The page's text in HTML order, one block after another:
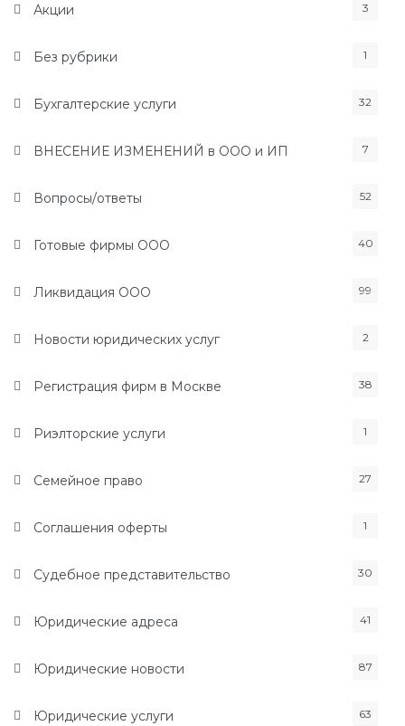
Акции 3
Без рубрики 1
Бухгалтерские услуги 32
ВНЕСЕНИЕ ИЗМЕНЕНИЙ в ООО и ИП 7
Вопросы/ответы 52
Готовые фирмы ООО 40
Ликвидация ООО 99
Новости юридических услуг 2
Регистрация фирм в Москве 38
Риэлторские услуги 1
Семейное право 27
Соглашения оферты 1
Судебное представительство 30
Юридические адреса 41
Юридические новости 87
Юридические услуги 63